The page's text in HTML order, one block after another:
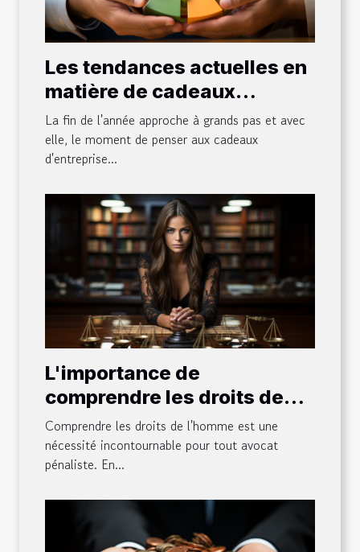
Les tendances actuelles en
matière de cadeaux
d'entreprise de fin d'année
La fin de l'année approche à grands pas et avec
elle, le moment de penser aux cadeaux
d'entreprise...
L'importance de
comprendre les droits de
l'homme pour un avocat
pénaliste
Comprendre les droits de l'homme est une
nécessité incontournable pour tout avocat
pénaliste. En...